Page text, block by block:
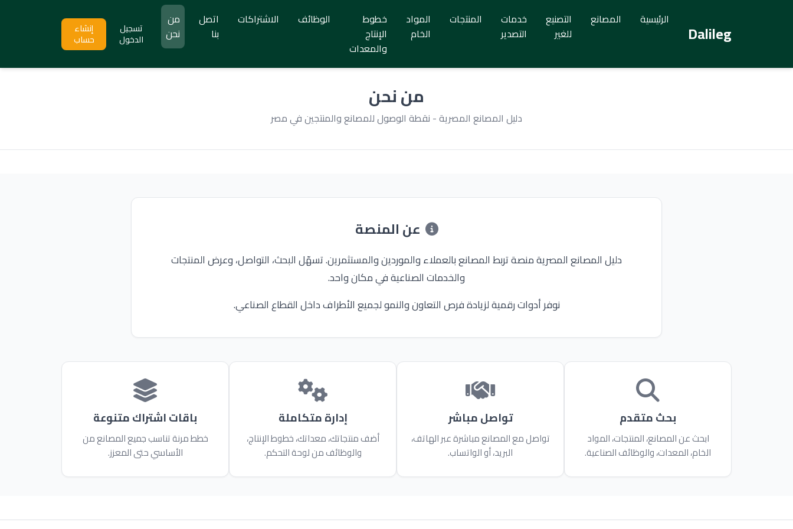
Dalileg
الرئيسية المصانع
التصنيع
للغير
خدمات
التصدير
المنتجات
المواد
الخام
خطوط
الإنتاج
والمعدات
الوظائف الاشتراكات
اتصل
بنا
من
نحن
تسجيل
الدخول
إنشاء
حساب
من نحن
دليل المصانع المصرية - نقطة الوصول للمصانع والمنتجين في مصر
عن المنصة
دليل المصانع المصرية منصة تربط المصانع بالعملاء والموردين والمستثمرين. تسهّل البحث، التواصل، وعرض المنتجات
والخدمات الصناعية في مكان واحد.
نوفر أدوات رقمية لزيادة فرص التعاون والنمو لجميع الأطراف داخل القطاع الصناعي.
بحث متقدم
ابحث عن المصانع، المنتجات، المواد
الخام، المعدات، والوظائف الصناعية.
تواصل مباشر
تواصل مع المصانع مباشرة عبر الهاتف،
البريد، أو الواتساب.
إدارة متكاملة
أضف منتجاتك، معداتك، خطوط الإنتاج،
والوظائف من لوحة التحكم.
باقات اشتراك متنوعة
خطط مرنة تناسب جميع المصانع من
الأساسي حتى المعزز.